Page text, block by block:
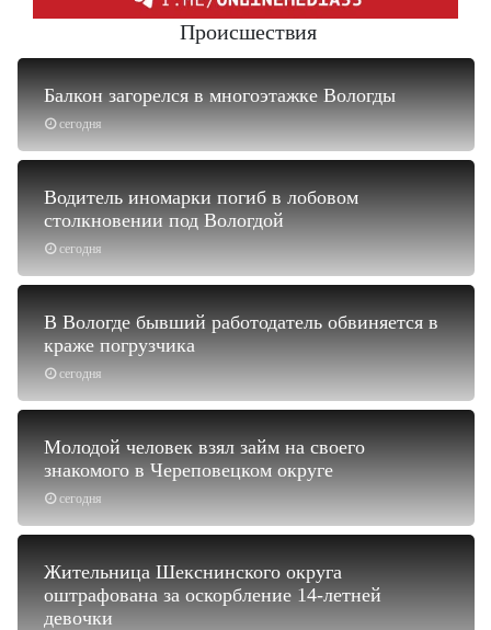
Происшествия
сегодня
Балкон загорелся в многоэтажке Вологды
сегодня
Водитель иномарки погиб в лобовом
столкновении под Вологдой
сегодня
В Вологде бывший работодатель обвиняется в
краже погрузчика
сегодня
Молодой человек взял займ на своего
знакомого в Череповецком округе
Жительница Шекснинского округа
оштрафована за оскорбление 14-летней
девочки